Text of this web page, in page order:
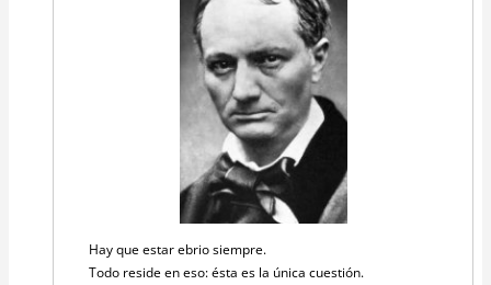
Hay que estar ebrio siempre.
Todo reside en eso: ésta es la única cuestión.